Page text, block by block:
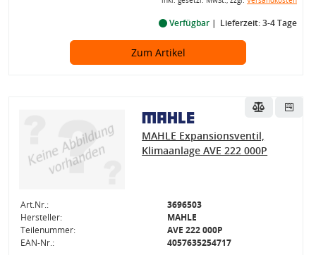
Verfügbar Lieferzeit: 3-4 Tage
Zum Artikel
MAHLE Expansionsventil,
Klimaanlage AVE 222 000P
Art.Nr.:
3696503
Hersteller:
MAHLE
Teilenummer:
AVE 222 000P
EAN-Nr.:
4057635254717